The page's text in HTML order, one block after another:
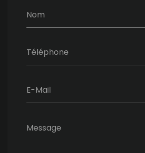
Nom
Téléphone
E-Mail
Message